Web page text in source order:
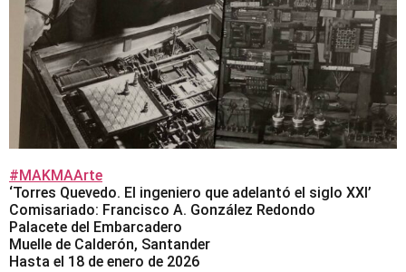
#MAKMAArte
‘Torres Quevedo. El ingeniero que adelantó el siglo XXI’
Comisariado: Francisco A. González Redondo
Palacete del Embarcadero
Muelle de Calderón, Santander
Hasta el 18 de enero de 2026